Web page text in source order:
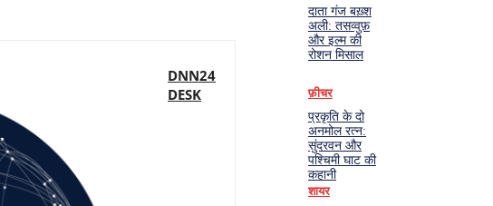
DNN24
DESK
दाता गंज बख़्श
अली: तसव्वुफ़
और इल्म की
रोशन मिसाल
फ़ीचर
प्रकृति के दो
अनमोल रत्न:
सुंदरवन और
पश्चिमी घाट की
कहानी
शायर